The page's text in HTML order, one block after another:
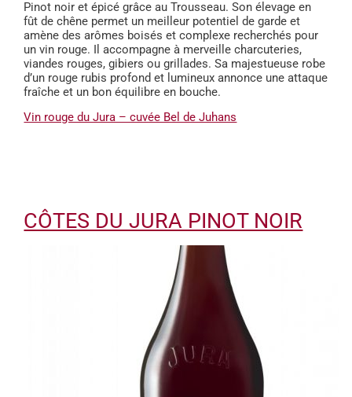
Pinot noir et épicé grâce au Trousseau. Son élevage en
fût de chêne permet un meilleur potentiel de garde et
amène des arômes boisés et complexe recherchés pour
un vin rouge. Il accompagne à merveille charcuteries,
viandes rouges, gibiers ou grillades. Sa majestueuse robe
d’un rouge rubis profond et lumineux annonce une attaque
fraîche et un bon équilibre en bouche.
Vin rouge du Jura – cuvée Bel de Juhans
CÔTES DU JURA PINOT NOIR